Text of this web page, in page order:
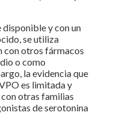
y con un
se utiliza
con otros fármacos
o como
la evidencia que
es limitada y
otras familias
de serotonina